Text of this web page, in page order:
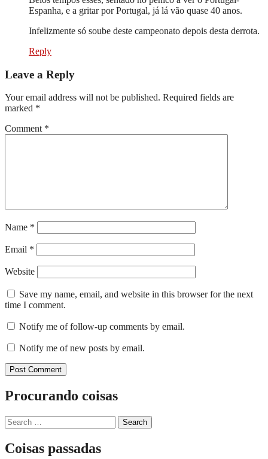
Espanha, e a gritar por Portugal, já lá vão quase 40 anos.
Infelizmente só soube deste campeonato depois desta derrota.
Reply
Leave a Reply
Your email address will not be published. Required fields are
marked *
Comment *
Name *
Email *
Website
Save my name, email, and website in this browser for the next
time I comment.
Notify me of follow-up comments by email.
Notify me of new posts by email.
Procurando coisas
Search
for:
Coisas passadas